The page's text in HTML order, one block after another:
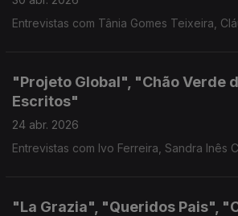
Entrevistas com Tânia Gomes Teixeira,
"Projeto Global", "Chão Verde
Escritos"
24 abr. 2026
Entrevistas com Ivo Ferreira, Sandra Inês
"La Grazia", "Queridos Pais",